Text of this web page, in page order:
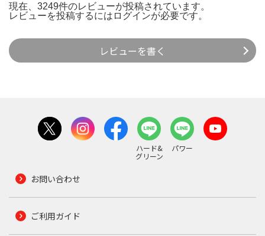
現在、3249件のレビューが投稿されています。
レビューを投稿するには ログインが必要です。
レビューを書く
ハード&
グリーン
パワー
お問い合わせ
ご利用ガイド